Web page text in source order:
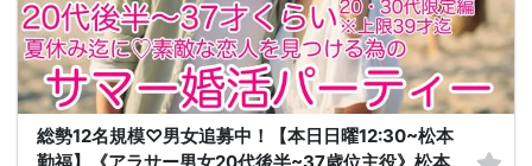
総勢12名規模♡男女追募中！【本日日曜12:30~松本
勤福】《アラサー男女20代後半~37歳位主役》松本